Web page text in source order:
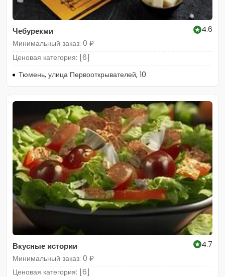
Чебурекми
4.6
Минимальный заказ: 0 ₽
Ценовая категория: [6]
Тюмень, улица Первооткрывателей, 10
Вкусные истории
4.7
Минимальный заказ: 0 ₽
Ценовая категория: [6]